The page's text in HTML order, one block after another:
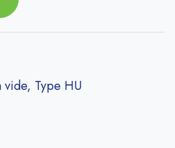
vide, Type HU